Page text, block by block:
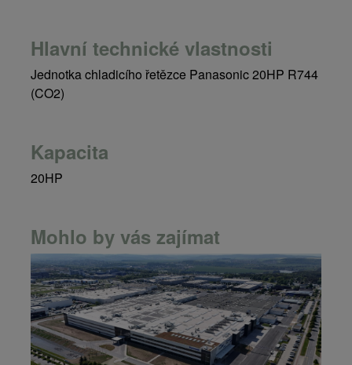
Hlavní technické vlastnosti
Jednotka chladicího řetězce Panasonic 20HP R744
(CO2)
Kapacita
20HP
Mohlo by vás zajímat